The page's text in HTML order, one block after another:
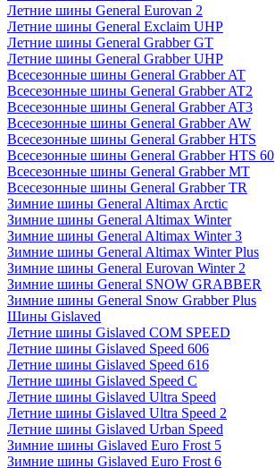
Летние шины General Eurovan 2
Летние шины General Exclaim UHP
Летние шины General Grabber GT
Летние шины General Grabber UHP
Всесезонные шины General Grabber AT
Всесезонные шины General Grabber AT2
Всесезонные шины General Grabber AT3
Всесезонные шины General Grabber AW
Всесезонные шины General Grabber HTS
Всесезонные шины General Grabber HTS 60
Всесезонные шины General Grabber MT
Всесезонные шины General Grabber TR
Зимние шины General Altimax Arctic
Зимние шины General Altimax Winter
Зимние шины General Altimax Winter 3
Зимние шины General Altimax Winter Plus
Зимние шины General Eurovan Winter 2
Зимние шины General SNOW GRABBER
Зимние шины General Snow Grabber Plus
Шины Gislaved
Летние шины Gislaved COM SPEED
Летние шины Gislaved Speed 606
Летние шины Gislaved Speed 616
Летние шины Gislaved Speed C
Летние шины Gislaved Ultra Speed
Летние шины Gislaved Ultra Speed 2
Летние шины Gislaved Urban Speed
Зимние шины Gislaved Euro Frost 5
Зимние шины Gislaved Euro Frost 6